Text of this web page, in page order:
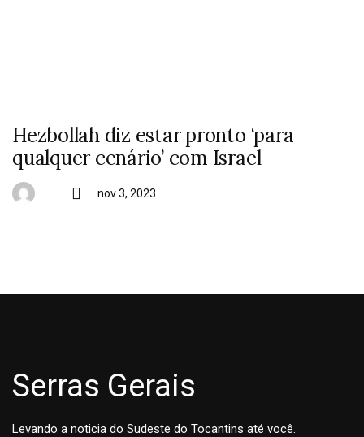
Hezbollah diz estar pronto ‘para
qualquer cenário’ com Israel
nov 3, 2023
Serras Gerais
Levando a noticia do Sudeste do Tocantins até você.